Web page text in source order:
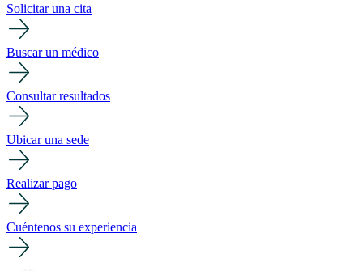
Solicitar una cita
Buscar un médico
Consultar resultados
Ubicar una sede
Realizar pago
Cuéntenos su experiencia